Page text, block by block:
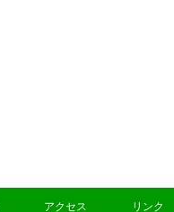
アクセス リンク